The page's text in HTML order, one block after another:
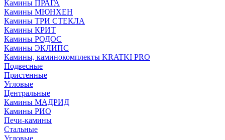
Камины ПРАГА
Камины МЮНХЕН
Камины ТРИ СТЕКЛА
Камины КРИТ
Камины РОДОС
Камины ЭКЛИПС
Камины, каминокомплекты KRATKI PRO
Подвесные
Пристенные
Угловые
Центральные
Камины МАДРИД
Камины РИО
Печи-камины
Стальные
Угловые